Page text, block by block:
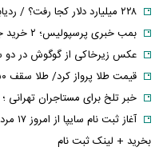
۲۲۸ میلیارد دلار کجا رفت؟ / ردیابی دلارهایی که به اقتصاد ایران برنگشتند
بمب خبری پرسپولیس؛ ۲ خرید جدید همین امروز رونمایی می‌شوند!
عکس زیرخاکی از گوگوش در دو
قیمت طلا پرواز کرد/ طلا سقف ۴۳۵۰ دلار را شکست
خبر تلخ برای مستاجران تهرانی ؛ اجاره
بخرید + لینک ثبت نام